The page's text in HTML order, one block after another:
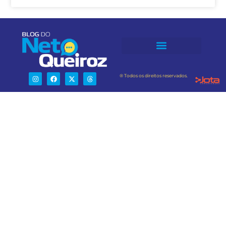
® Todos os direitos reservados.